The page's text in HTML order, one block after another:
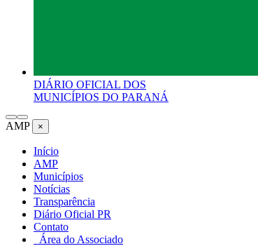
DIÁRIO OFICIAL DOS
MUNICÍPIOS DO PARANÁ
AMP ×
Início
AMP
Municípios
Notícias
Transparência
Diário Oficial PR
Contato
Área do Associado